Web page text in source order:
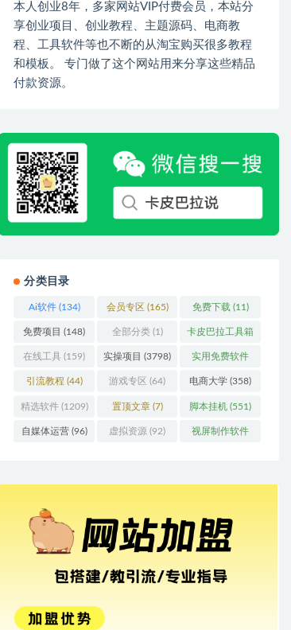
本人创业8年，多家网站VIP付费会员，本站分
享创业项目、创业教程、主题源码、电商教
程、工具软件等也不断的从淘宝购买很多教程
和模板。 专门做了这个网站用来分享这些精品
付款资源。
分类目录
Ai软件(134) 会员专区 (165) 免费下载 (11)
免费项目 (148) 全部分类(1) 卡皮巴拉工具箱
(3)
在线工具 (159) 实操项目 (3798) 实用免费软件
(415)
引流教程 (44) 游戏专区 (64) 电商大学 (358)
精选软件(1209) 置顶文章(7) 脚本挂机 (551)
自媒体运营(96) 虚拟资源 (92) 视屏制作软件